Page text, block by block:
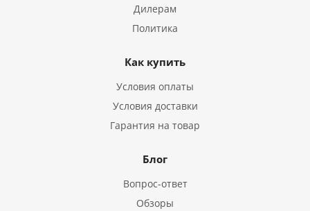
Дилерам
Политика
Как купить
Условия оплаты
Условия доставки
Гарантия на товар
Блог
Вопрос-ответ
Обзоры